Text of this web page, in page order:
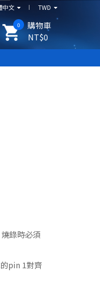
TWD
中文
購物車
0
NT$0
錄時必須
pin 1對齊